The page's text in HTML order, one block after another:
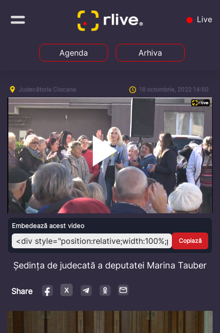
Live
Agenda Arhiva
Judecătoria Ciocana 18 octombrie, 2022 14:50
Play
Video
Embedează acest video
Copiază
Ședința de judecată a deputatei Marina Tauber
Share